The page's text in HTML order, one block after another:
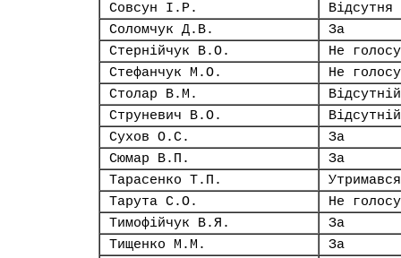
Совсун І.Р.
Відсутня
Соломчук Д.В.
За
Стернійчук В.О.
Не
Стефанчук М.О.
Не
Столар В.М.
Відсутній
Струневич В.О.
Відсутній
Сухов О.С.
За
Сюмар В.П.
За
Тарасенко Т.П.
Утримався
Тарута С.О.
Не
Тимофійчук В.Я.
За
Тищенко М.М.
За